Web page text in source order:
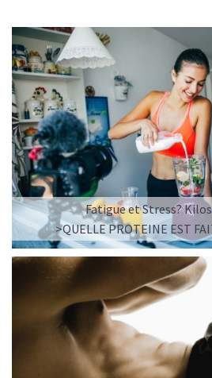
Fatigue et Stress?
>QUELLE PROTEINE EST